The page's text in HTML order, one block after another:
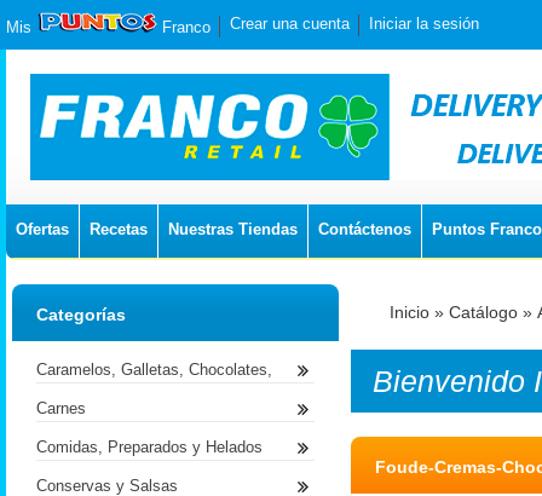
Mis Franco Crear una cuenta Iniciar la sesión
Ofertas Recetas Nuestras Tiendas Contáctenos Puntos Franco
Inicio » Catálogo »
Bienvenido
Foude-Cremas-
Categorías
Caramelos, Galletas, Chocolates,
Carnes
Comidas, Preparados y Helados
Conservas y Salsas